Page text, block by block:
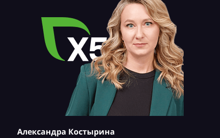
Александра Костырина